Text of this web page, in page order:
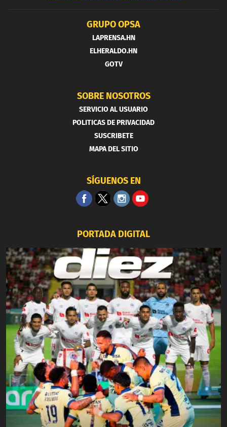
GRUPO OPSA
LAPRENSA.HN
ELHERALDO.HN
GOTV
SOBRE NOSOTROS
SERVICIO AL USUARIO
POLITICAS DE PRIVACIDAD
SUSCRIBETE
MAPA DEL SITIO
SÍGUENOS EN
PORTADA DIGITAL